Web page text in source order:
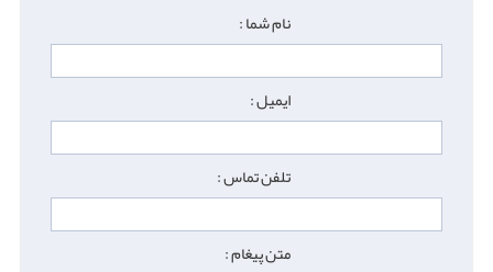
نام شما :
ایمیل :
تلفن تماس :
متن پیغام :